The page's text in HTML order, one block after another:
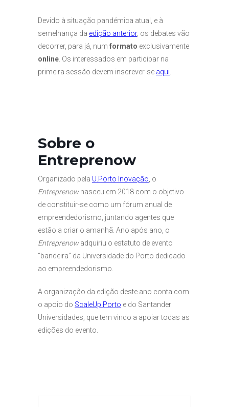
Devido à situação pandémica atual, e à
semelhança da edição anterior, os debates vão
decorrer, para já, num formato exclusivamente
online. Os interessados em participar na
primeira sessão devem inscrever-se aqui.
Sobre o
Entreprenow
Organizado pela U.Porto Inovação, o
Entreprenownasceu em 2018 com o objetivo
de constituir-se como um fórum anual de
empreendedorismo, juntando agentes que
estão a criar o amanhã. Ano após ano, o
Entreprenowadquiriu o estatuto de evento
“bandeira” da Universidade do Porto dedicado
ao empreendedorismo.
A organização da edição deste ano conta com
o apoio do ScaleUp Porto e do Santander
Universidades, que tem vindo a apoiar todas as
edições do evento.